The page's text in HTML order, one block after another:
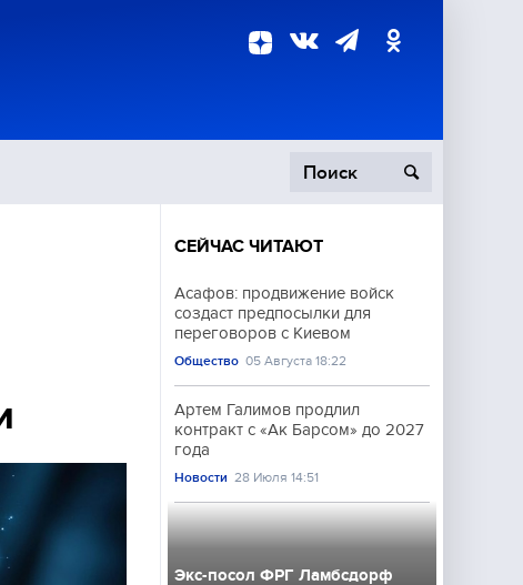
Происшествия
СЕЙЧАС ЧИТАЮТ
Асафов: продвижение войск
создаст предпосылки для
переговоров с Киевом
Общество 05 Августа 18:22
Артем Галимов продлил
контракт с «Ак Барсом» до 2027
года
Новости 28 Июля 14:51
Экс-посол ФРГ Ламбсдорф